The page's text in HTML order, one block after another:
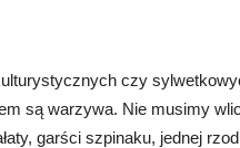
czy
są warzywa. Nie musimy
garści szpinaku, jednej